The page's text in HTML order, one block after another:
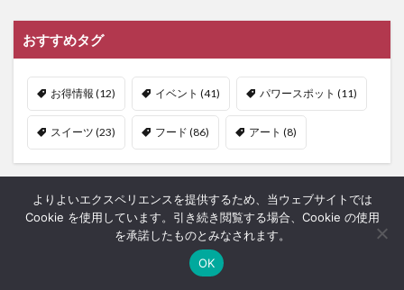
おすすめタグ
お得情報 (12) イベント (41) パワースポット (11)
スイーツ (23) フード (86) アート (8)
記事をさがす
メニュー
よりよいエクスペリエンスを提供するため、当ウェブサイトでは
Cookie を使用しています。引き続き閲覧する場合、Cookie の使用
を承諾したものとみなされます。
OK